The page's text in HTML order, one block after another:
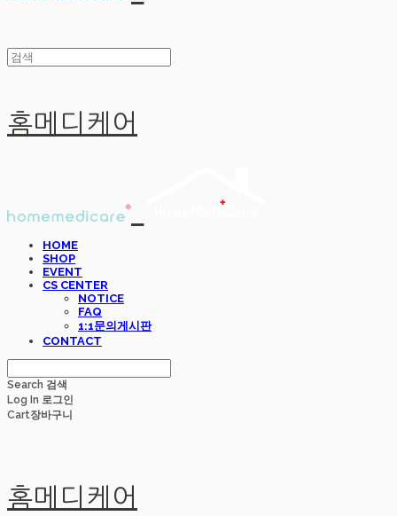
홈메디케어
HOME
SHOP
EVENT
CS CENTER
NOTICE
FAQ
1:1문의게시판
CONTACT
Search 검색
Log In 로그인
Cart장바구니
홈메디케어